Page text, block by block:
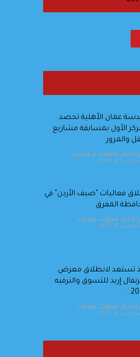
عمان الأهلية تحصد
الأول بمسابقة مشاريع
والمرور
, جامعات و مدارس
8, 2026
فعاليات "صيف الأردن" في
المفرق
, محليات, منوعات
8, 2026
تستعد لانطلاق معرض
إربد للتسوق والترفيه
, محليات, منوعات
8, 2026
يكتب ... حَظُّ الوزير أم